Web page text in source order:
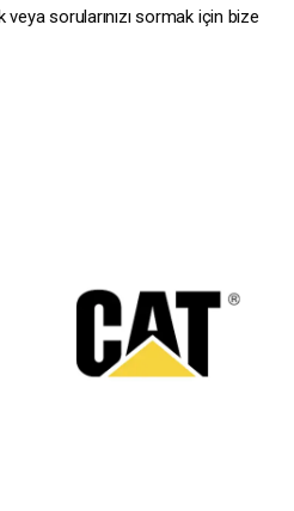
sorularınızı sormak için bize